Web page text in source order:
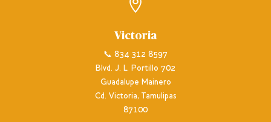

Victoria
📞 834 312 8597
Blvd. J. L. Portillo 702
Guadalupe Mainero
Cd. Victoria, Tamulipas
87100